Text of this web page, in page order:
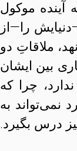
آینده موکول
را—از
ملاقاتِ دو
بین ایشان
چرا که
نمی‌تواند به
درس بگیرد.